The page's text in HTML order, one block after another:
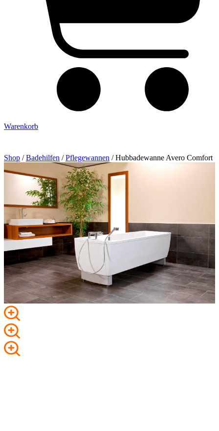
Warenkorb
Shop /Badehilfen /Pflege­wannen / Hubbadewanne Avero Comfort